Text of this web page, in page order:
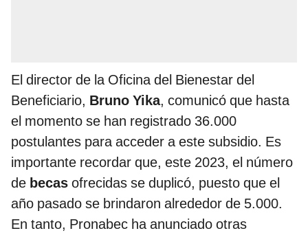
El director de la Oficina del Bienestar del
Beneficiario, Bruno Yika, comunicó que hasta
el momento se han registrado 36.000
postulantes para acceder a este subsidio. Es
importante recordar que, este 2023, el número
de becas ofrecidas se duplicó, puesto que el
año pasado se brindaron alrededor de 5.000.
En tanto, Pronabec ha anunciado otras